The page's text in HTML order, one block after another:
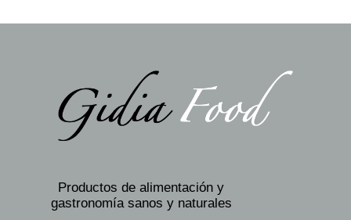
Productos de alimentación y
gastronomía sanos y naturales